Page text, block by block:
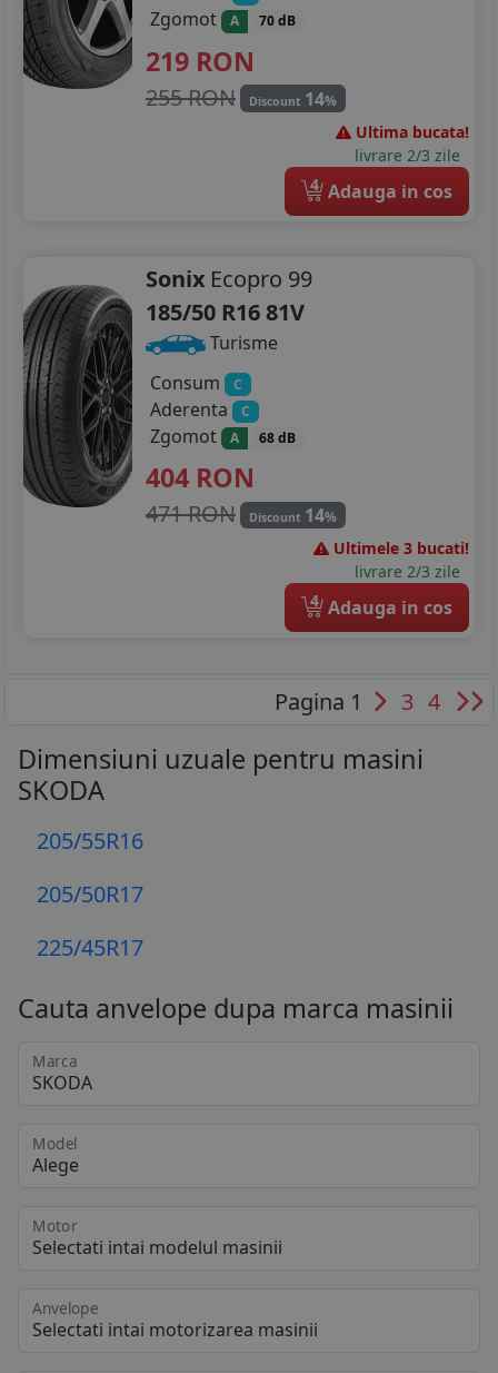
Zgomot A 70 dB
219 RON
255 RON Discount 14%
Ultima bucata!
livrare 2/3 zile
4 Adauga in cos
Sonix Ecopro 99
185/50 R16 81V
Turisme
Consum
C
Aderenta C
Zgomot A 68 dB
404 RON
471 RON Discount 14%
Ultimele 3 bucati!
livrare 2/3 zile
4 Adauga in cos
Pagina 1 3 4
Dimensiuni uzuale pentru masini
SKODA
205/55R16
205/50R17
225/45R17
Cauta anvelope dupa marca masinii
Marca
Model
Motor
Anvelope